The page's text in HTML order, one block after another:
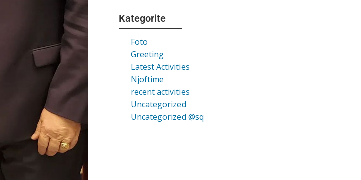
Kategorite
Foto
Greeting
Latest Activities
Njoftime
recent activities
Uncategorized
Uncategorized @sq